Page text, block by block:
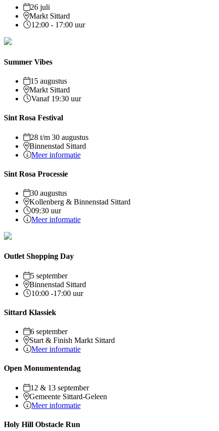
26 juli
Markt Sittard
12:00 - 17:00 uur
Summer Vibes
15 augustus
Markt Sittard
Vanaf 19:30 uur
Sint Rosa Festival
28 t/m 30 augustus
Binnenstad Sittard
Meer informatie
Sint Rosa Processie
30 augustus
Kollenberg & Binnenstad Sittard
09:30 uur
Meer informatie
Outlet Shopping Day
5 september
Binnenstad Sittard
10:00 -17:00 uur
Sittard Klassiek
6 september
Start & Finish Markt Sittard
Meer informatie
Open Monumentendag
12 & 13 september
Gemeente Sittard-Geleen
Meer informatie
Holy Hill Obstacle Run